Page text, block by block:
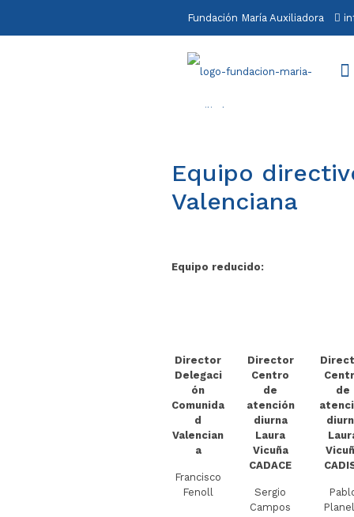
Fundación María Auxiliadora
Equipo
Valenciana
Equipo reducido:
Director
Delegaci
ón
Comunida
d
Valencian
a
Francisco
Fenoll
Director
Centro
de
atención
diurna
Laura
Vicuña
CADACE
Sergio
Campos
de